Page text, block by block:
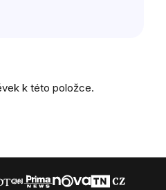
k této položce.